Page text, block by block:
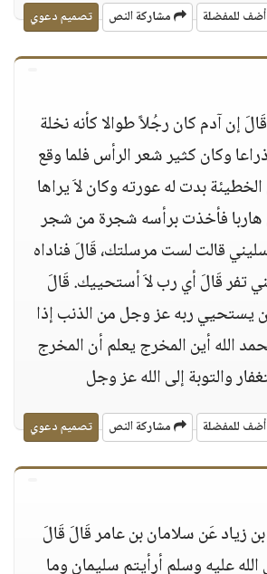
أضف للمفضلة مشاركة النص تصميم دعوي
إن آدم كان رجُلاً طوالا كأنه نخلة
وكان كثير شعر الرأس فلما وقع
بدت له عورته وكان لاَ يراها
هاربا فأخذت برأسه شجرة من شجر
قالت لست مرسلتك، قَالَ فناداه
تفر قَالَ أي رب لاَ أستحييك. قَالَ
يستحيي ربه عز وجل من الذنب إذا
الله أين المخرج يعلم أن المخرج
والتوبة إلى الله عز وجل
أضف للمفضلة مشاركة النص تصميم دعوي
زياد عَن سلامان بن عامر قَالَ قَالَ
عليه وسلم أرأيتم سليمان وما